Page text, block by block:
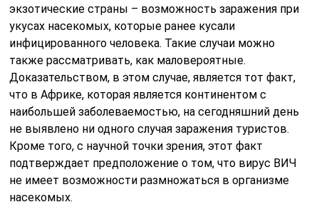
экзотические страны – возможность заражения при
укусах насекомых, которые ранее кусали
инфицированного человека. Такие случаи можно
также рассматривать, как маловероятные.
Доказательством, в этом случае, является тот факт,
что в Африке, которая является континентом с
наибольшей заболеваемостью, на сегодняшний день
не выявлено ни одного случая заражения туристов.
Кроме того, с научной точки зрения, этот факт
подтверждает предположение о том, что вирус ВИЧ
не имеет возможности размножаться в организме
насекомых.